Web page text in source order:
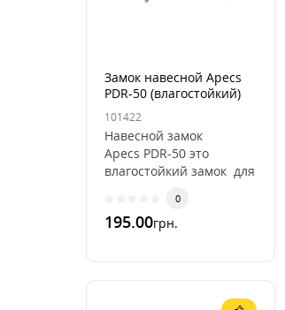
Замок навесной Apecs
PDR-50 (влагостойкий)
101422
Навесной замок
Apecs PDR-50 это
влагостойкий замок для
ключом , и латунной
сердцевиной. с..
0
195.00грн.